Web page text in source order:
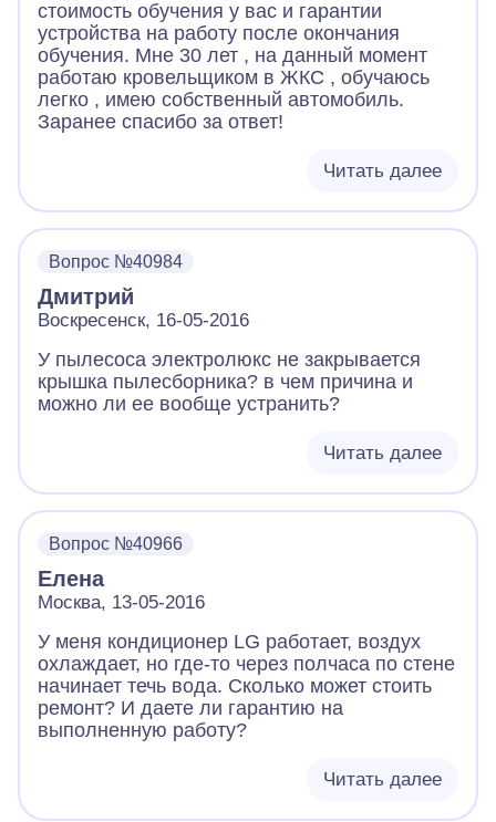
стоимость обучения у вас и гарантии
устройства на работу после окончания
обучения. Мне 30 лет , на данный момент
работаю кровельщиком в ЖКС , обучаюсь
легко , имею собственный автомобиль.
Заранее спасибо за ответ!
Читать далее
Вопрос №40984
Дмитрий
Воскресенск, 16-05-2016
У пылесоса электролюкс не закрывается
крышка пылесборника? в чем причина и
можно ли ее вообще устранить?
Читать далее
Вопрос №40966
Елена
Москва, 13-05-2016
У меня кондиционер LG работает, воздух
охлаждает, но где-то через полчаса по стене
начинает течь вода. Сколько может стоить
ремонт? И даете ли гарантию на
выполненную работу?
Читать далее